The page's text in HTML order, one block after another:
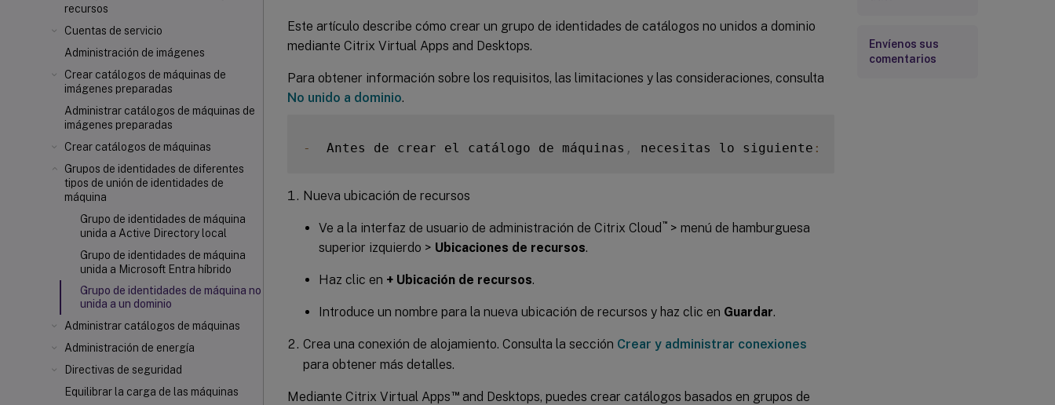
recursos
Cuentas de servicio
Administración de imágenes
Crear catálogos de máquinas de
imágenes preparadas
Administrar catálogos de máquinas de
imágenes preparadas
Crear catálogos de máquinas
Grupos de identidades de diferentes
tipos de unión de identidades de
máquina
Grupo de identidades de máquina
unida a Active Directory local
Grupo de identidades de máquina
unida a Microsoft Entra híbrido
Grupo de identidades de máquina no
unida a un dominio
Administrar catálogos de máquinas
Administración de energía
Directivas de seguridad
Equilibrar la carga de las máquinas
Este artículo describe cómo crear un grupo de identidades de catálogos no unidos a dominio
mediante Citrix Virtual Apps and Desktops.
Para obtener información sobre los requisitos, las limitaciones y las consideraciones, consulta
No unido a dominio.
-
  Antes de crear el catálogo de máquinas
, necesitas lo siguiente :
Nueva ubicación de recursos
Ve a la interfaz de usuario de administración de Citrix Cloud ™
> menú de hamburguesa
superior izquierdo > Ubicaciones de recursos.
Haz clic en + Ubicación de recursos.
Introduce un nombre para la nueva ubicación de recursos y haz clic en Guardar.
Crea una conexión de alojamiento. Consulta la sección Crear y administrar conexiones
para obtener más detalles.
Mediante Citrix Virtual Apps™and Desktops, puedes crear catálogos basados en grupos de
Envíenos sus
comentarios